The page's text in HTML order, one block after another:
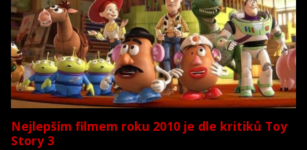
Nejlepším filmem roku 2010 je dle kritiků Toy
Story 3